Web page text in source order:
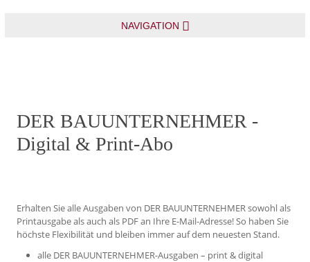
NAVIGATION
DER BAUUNTERNEHMER -
Digital & Print-Abo
Erhalten Sie alle Ausgaben von DER BAUUNTERNEHMER sowohl als
Printausgabe als auch als PDF an Ihre E-Mail-Adresse! So haben Sie
höchste Flexibilität und bleiben immer auf dem neuesten Stand.
alle DER BAUUNTERNEHMER-Ausgaben – print & digital